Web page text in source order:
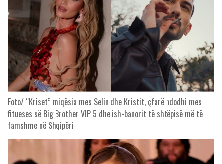
Foto/ “Kriset” miqësia mes Selin dhe Kristit, çfarë ndodhi mes
fitueses së Big Brother VIP 5 dhe ish-banorit të shtëpisë më të
famshme në Shqipëri